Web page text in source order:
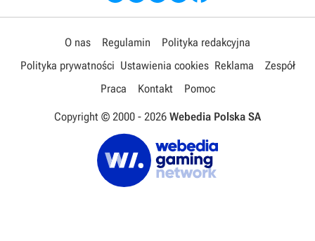
O nas Regulamin
Polityka redakcyjna
Polityka prywatności Ustawienia cookies Reklama
Zespół
Praca
Kontakt Pomoc
Copyright © 2000 - 2026 Webedia Polska SA